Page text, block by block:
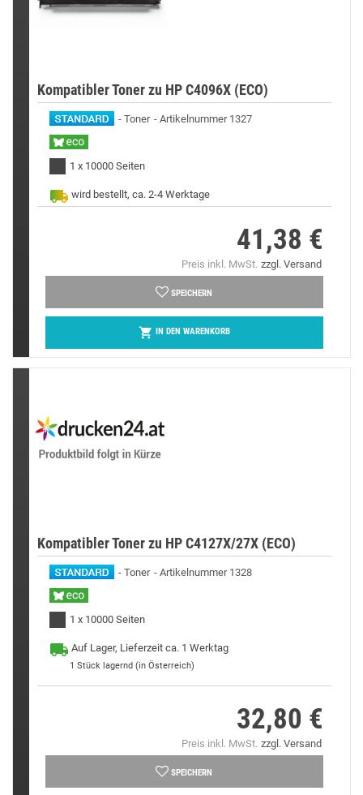
Kompatibler Toner zu HP C4096X (ECO)
Toner Artikelnummer 1327
1 x 10000 Seiten
wird bestellt, ca. 2-4 Werktage
41,38 €
Preis inkl. MwSt. zzgl. Versand
SPEICHERN
 IN DEN WARENKORB
Kompatibler Toner zu HP C4127X/27X (ECO)
Toner Artikelnummer 1328
1 x 10000 Seiten
Auf Lager, Lieferzeit ca. 1 Werktag
1 Stück lagernd (in Österreich)
32,80 €
Preis inkl. MwSt. zzgl. Versand
SPEICHERN